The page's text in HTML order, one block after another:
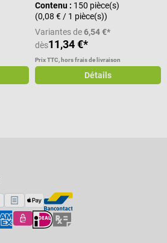
Contenu : 150 pièce(s)
(0,08 € / 1 pièce(s))
Variantes de6,54 €*
dès11,34 €*
Prix TTC, hors frais de livraison
Détails